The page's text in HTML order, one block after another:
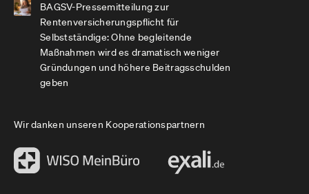
BAGSV-Pressemitteilung zur
Rentenversicherungspflicht für
Selbstständige: Ohne begleitende
Maßnahmen wird es dramatisch weniger
Gründungen und höhere Beitragsschulden
geben
Wir danken unseren Kooperationspartnern